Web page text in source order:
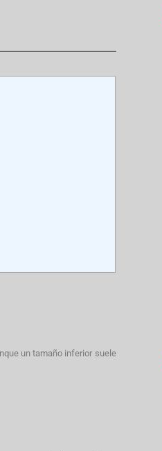
un tamaño inferior suele